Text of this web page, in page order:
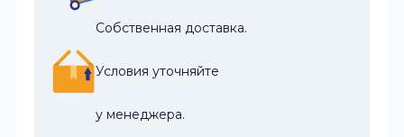
Собственная доставка.
Условия уточняйте
у менеджера.